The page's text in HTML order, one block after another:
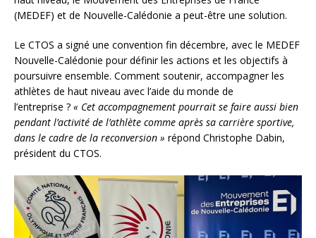
(MEDEF) et de Nouvelle-Calédonie a peut-être une solution.
Le CTOS a signé une convention fin décembre, avec le MEDEF
Nouvelle-Calédonie pour définir les actions et les objectifs à
poursuivre ensemble. Comment soutenir, accompagner les
athlètes de haut niveau avec l’aide du monde de
l’entreprise ? « Cet accompagnement pourrait se faire aussi bien
pendant l’activité de l’athlète comme après sa carrière sportive,
dans le cadre de la reconversion » répond Christophe Dabin,
président du CTOS.